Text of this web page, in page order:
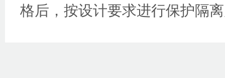
格后，按设计要求进行保护隔